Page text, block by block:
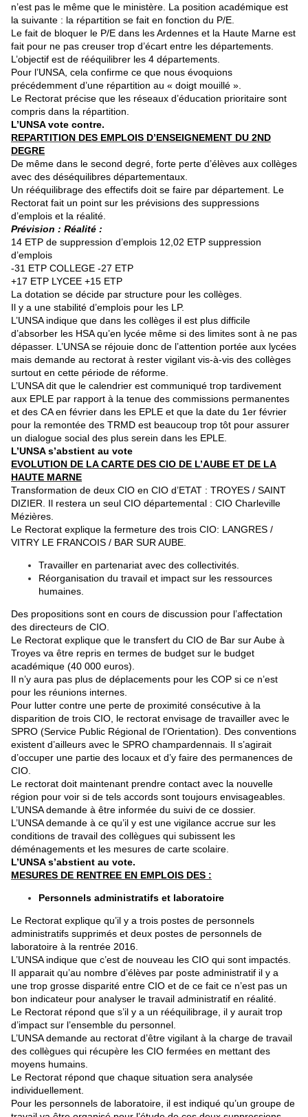
n’est pas le même que le ministère. La position académique est
la suivante : la répartition se fait en fonction du P/E.
Le fait de bloquer le P/E dans les Ardennes et la Haute Marne est
fait pour ne pas creuser trop d’écart entre les départements.
L’objectif est de rééquilibrer les 4 départements.
Pour l’UNSA, cela confirme ce que nous évoquions
précédemment d’une répartition au « doigt mouillé ».
Le Rectorat précise que les réseaux d’éducation prioritaire sont
compris dans la répartition.
L’UNSA vote contre.
REPARTITION DES EMPLOIS D’ENSEIGNEMENT DU 2ND
DEGRE
De même dans le second degré, forte perte d’élèves aux collèges
avec des déséquilibres départementaux.
Un rééquilibrage des effectifs doit se faire par département. Le
Rectorat fait un point sur les prévisions des suppressions
d’emplois et la réalité.
Prévision : Réalité :
14 ETP de suppression d’emplois 12,02 ETP suppression
d’emplois
-31 ETP COLLEGE -27 ETP
+17 ETP LYCEE +15 ETP
La dotation se décide par structure pour les collèges.
Il y a une stabilité d’emplois pour les LP.
L’UNSA indique que dans les collèges il est plus difficile
d’absorber les HSA qu’en lycée même si des limites sont à ne pas
dépasser. L’UNSA se réjouie donc de l’attention portée aux lycées
mais demande au rectorat à rester vigilant vis-à-vis des collèges
surtout en cette période de réforme.
L’UNSA dit que le calendrier est communiqué trop tardivement
aux EPLE par rapport à la tenue des commissions permanentes
et des CA en février dans les EPLE et que la date du 1er février
pour la remontée des TRMD est beaucoup trop tôt pour assurer
un dialogue social des plus serein dans les EPLE.
L’UNSA s’abstient au vote
EVOLUTION DE LA CARTE DES CIO DE L’AUBE ET DE LA
HAUTE MARNE
Transformation de deux CIO en CIO d’ETAT : TROYES / SAINT
DIZIER. Il restera un seul CIO départemental : CIO Charleville
Mézières.
Le Rectorat explique la fermeture des trois CIO: LANGRES /
VITRY LE FRANCOIS / BAR SUR AUBE.
Travailler en partenariat avec des collectivités.
Réorganisation du travail et impact sur les ressources
humaines.
Des propositions sont en cours de discussion pour l’affectation
des directeurs de CIO.
Le Rectorat explique que le transfert du CIO de Bar sur Aube à
Troyes va être repris en termes de budget sur le budget
académique (40 000 euros).
Il n’y aura pas plus de déplacements pour les COP si ce n’est
pour les réunions internes.
Pour lutter contre une perte de proximité consécutive à la
disparition de trois CIO, le rectorat envisage de travailler avec le
SPRO (Service Public Régional de l’Orientation). Des conventions
existent d’ailleurs avec le SPRO champardennais. Il s’agirait
d’occuper une partie des locaux et d’y faire des permanences de
CIO.
Le rectorat doit maintenant prendre contact avec la nouvelle
région pour voir si de tels accords sont toujours envisageables.
L’UNSA demande à être informée du suivi de ce dossier.
L’UNSA demande à ce qu’il y est une vigilance accrue sur les
conditions de travail des collègues qui subissent les
déménagements et les mesures de carte scolaire.
L’UNSA s’abstient au vote.
MESURES DE RENTREE EN EMPLOIS DES :
Personnels administratifs et laboratoire
Le Rectorat explique qu’il y a trois postes de personnels
administratifs supprimés et deux postes de personnels de
laboratoire à la rentrée 2016.
L’UNSA indique que c’est de nouveau les CIO qui sont impactés.
Il apparait qu’au nombre d’élèves par poste administratif il y a
une trop grosse disparité entre CIO et de ce fait ce n’est pas un
bon indicateur pour analyser le travail administratif en réalité.
Le Rectorat répond que s’il y a un rééquilibrage, il y aurait trop
d’impact sur l’ensemble du personnel.
L’UNSA demande au rectorat d’être vigilant à la charge de travail
des collègues qui récupère les CIO fermées en mettant des
moyens humains.
Le Rectorat répond que chaque situation sera analysée
individuellement.
Pour les personnels de laboratoire, il est indiqué qu’un groupe de